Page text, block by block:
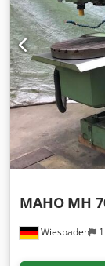
Wiesbaden
MAHO MH